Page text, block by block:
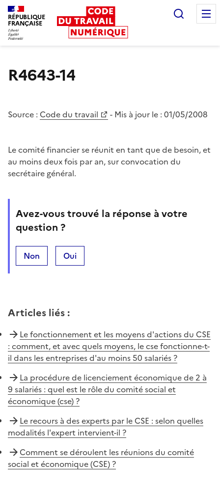
RÉPUBLIQUE
FRANÇAISE
R4643-14
Source : Code du travail - Mis à jour le : 01/05/2008
Le comité financier se réunit en tant que de besoin, et
au moins deux fois par an, sur convocation du
secrétaire général.
Avez-vous trouvé la réponse à votre
question ?
Non Oui
Articles liés :
Le fonctionnement et les moyens d'actions du CSE
: comment, et avec quels moyens, le cse fonctionne-t-
il dans les entreprises d'au moins 50 salariés ?
La procédure de licenciement économique de 2 à
9 salariés : quel est le rôle du comité social et
économique (cse) ?
Le recours à des experts par le CSE : selon quelles
modalités l'expert intervient-il ?
Comment se déroulent les réunions du comité
social et économique (CSE) ?